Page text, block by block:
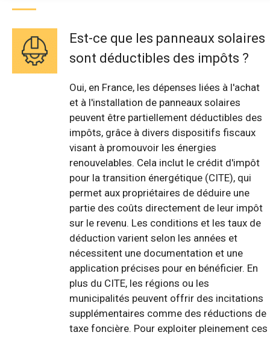
Est-ce que les panneaux solaires
sont déductibles des impôts ?
Oui, en France, les dépenses liées à l'achat
et à l'installation de panneaux solaires
peuvent être partiellement déductibles des
impôts, grâce à divers dispositifs fiscaux
visant à promouvoir les énergies
renouvelables. Cela inclut le crédit d'impôt
pour la transition énergétique (CITE), qui
permet aux propriétaires de déduire une
partie des coûts directement de leur impôt
sur le revenu. Les conditions et les taux de
déduction varient selon les années et
nécessitent une documentation et une
application précises pour en bénéficier. En
plus du CITE, les régions ou les
municipalités peuvent offrir des incitations
supplémentaires comme des réductions de
taxe foncière. Pour exploiter pleinement ces